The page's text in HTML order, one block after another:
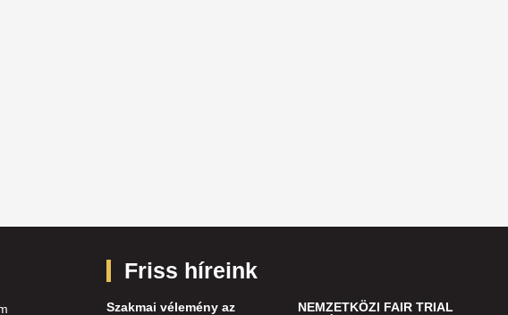
Friss híreink
Szakmai vélemény az
NEMZETKÖZI FAIR TRIAL